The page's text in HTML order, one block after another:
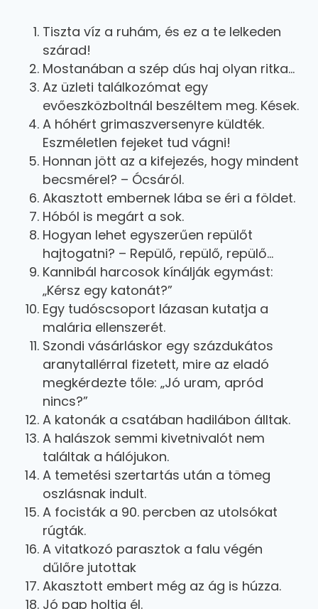
Tiszta víz a ruhám, és ez a te lelkeden
szárad!
Mostanában a szép dús haj olyan ritka…
Az üzleti találkozómat egy
evőeszközboltnál beszéltem meg. Kések.
A hóhért grimaszversenyre küldték.
Eszméletlen fejeket tud vágni!
Honnan jött az a kifejezés, hogy mindent
becsmérel? – Ócsáról.
Akasztott embernek lába se éri a földet.
Hóból is megárt a sok.
Hogyan lehet egyszerűen repülőt
hajtogatni? – Repülő, repülő, repülő…
Kannibál harcosok kínálják egymást:
„Kérsz egy katonát?”
Egy tudóscsoport lázasan kutatja a
malária ellenszerét.
Szondi vásárláskor egy százdukátos
aranytallérral fizetett, mire az eladó
megkérdezte tőle: „Jó uram, apród
nincs?”
A katonák a csatában hadilábon álltak.
A halászok semmi kivetnivalót nem
találtak a hálójukon.
A temetési szertartás után a tömeg
oszlásnak indult.
A focisták a 90. percben az utolsókat
rúgták.
A vitatkozó parasztok a falu végén
dűlőre jutottak
Akasztott embert még az ág is húzza.
Jó pap holtig él.